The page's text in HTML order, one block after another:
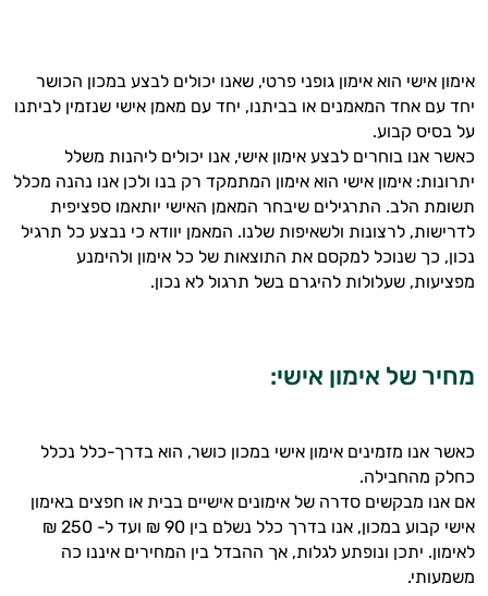
אימון אישי הוא אימון גופני פרטי, שאנו יכולים לבצע במכון הכושר
יחד עם אחד המאמנים או בביתנו, יחד עם מאמן אישי שנזמין לביתנו
על בסיס קבוע.
כאשר אנו בוחרים לבצע אימון אישי, אנו יכולים ליהנות משלל
יתרונות: אימון אישי הוא אימון המתמקד רק בנו ולכן אנו נהנה מכלל
תשומת הלב. התרגילים שיבחר המאמן האישי יותאמו ספציפית
לדרישות, לרצונות ולשאיפות שלנו. המאמן יוודא כי נבצע כל תרגיל
נכון, כך שנוכל למקסם את התוצאות של כל אימון ולהימנע
מפציעות, שעלולות להיגרם בשל תרגול לא נכון.
מחיר של אימון אישי:
כאשר אנו מזמינים אימון אישי במכון כושר, הוא בדרך-כלל נכלל
כחלק מהחבילה.
אם אנו מבקשים סדרה של אימונים אישיים בבית או חפצים באימון
אישי קבוע במכון, אנו בדרך כלל נשלם בין 90 ₪ ועד ל- 250 ₪
לאימון. יתכן ונופתע לגלות, אך ההבדל בין המחירים איננו כה
משמעותי.
התשובות שלי מבוססות על מאגרי מידע קליניים
ותזונת הספורט.
אני כאן כדי לעזור לך להתאים את תוספי
התזונה ומוצרי הבריאות המדויקים למטרות
ולמצב הגופני שלך, ולהסביר לך אילו רכיבים
עובדים יחד כדי למקסם תוצאות גם בחיי היום
יום וגם בתחום הכושר והספורט.